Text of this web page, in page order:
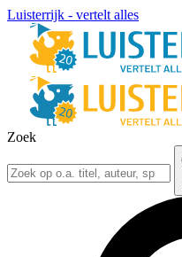
Luisterrijk - vertelt alles
Zoek